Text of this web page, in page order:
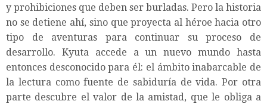
y prohibiciones que deben ser burladas. Pero la historia
no se detiene ahí, sino que proyecta al héroe hacia otro
tipo de aventuras para continuar su proceso de
desarrollo. Kyuta accede a un nuevo mundo hasta
entonces desconocido para él: el ámbito inabarcable de
la lectura como fuente de sabiduría de vida. Por otra
parte descubre el valor de la amistad, que le obliga a